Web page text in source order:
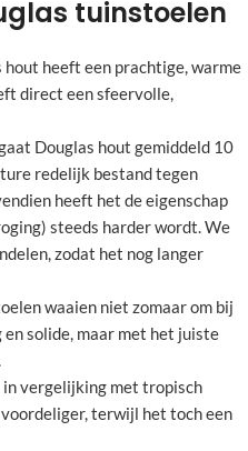
tuinstoelen
hout heeft een prachtige, warme
direct een sfeervolle,
Douglas hout gemiddeld 10
redelijk bestand tegen
heeft het de eigenschap
steeds harder wordt. We
zodat het nog langer
waaien niet zomaar om bij
solide, maar met het juiste
in vergelijking met tropisch
terwijl het toch een